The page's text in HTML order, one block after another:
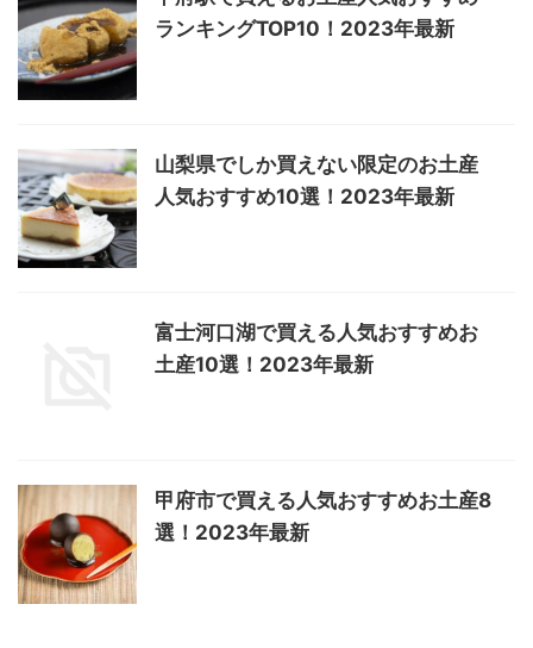
ランキングTOP10！2023年最新
山梨県でしか買えない限定のお土産
人気おすすめ10選！2023年最新
富士河口湖で買える人気おすすめお
土産10選！2023年最新
甲府市で買える人気おすすめお土産8
選！2023年最新